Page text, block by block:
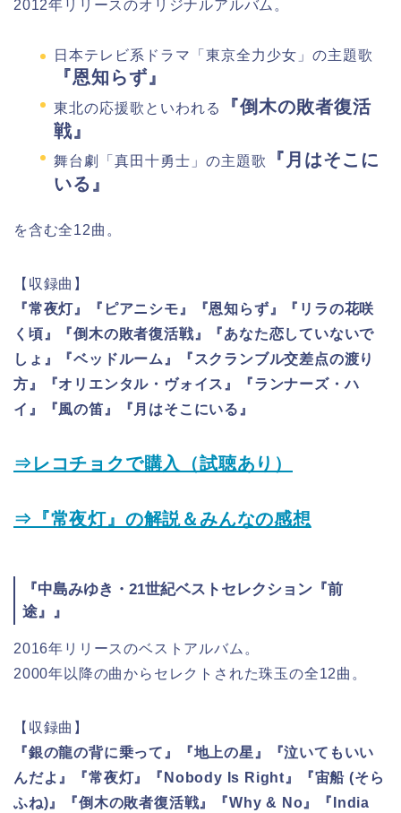
2012年リリースのオリジナルアルバム。
日本テレビ系ドラマ「東京全力少女」の主題歌
『恩知らず』
東北の応援歌といわれる
『倒木の敗者復活
戦』
舞台劇「真田十勇士」の主題歌
『月はそこに
いる』
を含む全12曲。
【収録曲】
『常夜灯』『ピアニシモ』『恩知らず』『リラの花咲
く頃』『倒木の敗者復活戦』『あなた恋していないで
しょ』『ベッドルーム』『スクランブル交差点の渡り
方』『オリエンタル・ヴォイス』『ランナーズ・ハ
イ』『風の笛』『月はそこにいる』
⇒レコチョクで購入（試聴あり）
⇒『常夜灯』の解説＆みんなの感想
『中島みゆき・21世紀ベストセレクション『前
途』』
2016年リリースのベストアルバム。
2000年以降の曲からセレクトされた珠玉の全12曲。
【収録曲】
『銀の龍の背に乗って』『地上の星』『泣いてもいい
んだよ』『常夜灯』『Nobody Is Right』『宙船 (そら
ふね)』『倒木の敗者復活戦』『Why & No』『India